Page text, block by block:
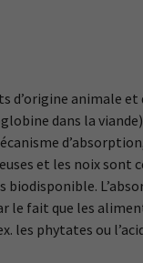
d’origine animale
dans la
et les noix sont
le fait que les
les phytates ou